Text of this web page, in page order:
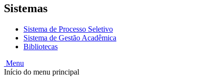
Sistemas
Sistema de Processo Seletivo
Sistema de Gestão Acadêmica
Bibliotecas
Menu
Início do menu principal